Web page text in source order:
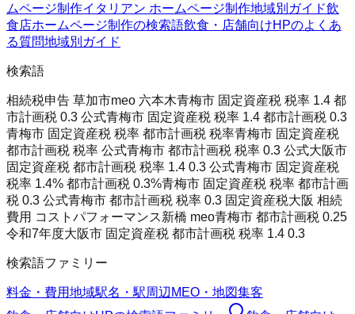
ムページ制作イタリアン ホームページ制作地域別ガイド飲
食店ホームページ制作の検索語飲食・店舗向けHPのよくあ
る質問地域別ガイド
検索語
相続税申告 草加市meo 六本木青梅市 固定資産税 税率 1.4 都
市計画税 0.3 公式青梅市 固定資産税 税率 1.4 都市計画税 0.3
青梅市 固定資産税 税率 都市計画税 税率青梅市 固定資産税
都市計画税 税率 公式青梅市 都市計画税 税率 0.3 公式大阪市
固定資産税 都市計画税 税率 1.4 0.3 公式青梅市 固定資産税
税率 1.4% 都市計画税 0.3%青梅市 固定資産税 税率 都市計画
税 0.3 公式青梅市 都市計画税 税率 0.3 固定資産税大阪 相続
費用 コストパフォーマンス新橋 meo青梅市 都市計画税 0.25
令和7年度大阪市 固定資産税 都市計画税 税率 1.4 0.3
検索語ファミリー
料金・費用地域駅名・駅周辺 MEO・地図集客